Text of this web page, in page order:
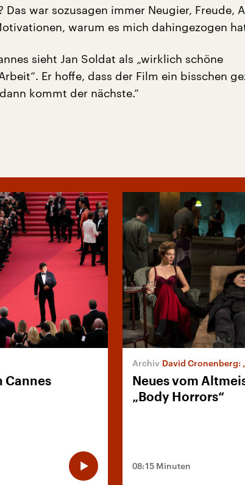
Das war sozusagen immer Neugier, Freude,
warum es mich dahingezogen
sieht Jan Soldat als „wirklich schöne
Er hoffe, dass der Film ein bisschen
kommt der nächste.“
Cannes
David Cronenberg:
Neues vom
„Body Horrors“
08:15 Minuten